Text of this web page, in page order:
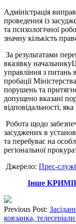
Адміністрація
проведення із
та психологічної
значну кількість
За результатами
вказівку
управління з питань
пробації
порушень та
допущено вказані
відповідальності,
Робота щодо
засуджених в
та перебуває на
регіональної
Джерело: Прес-
Інше
Previous Post:
ковзанка,